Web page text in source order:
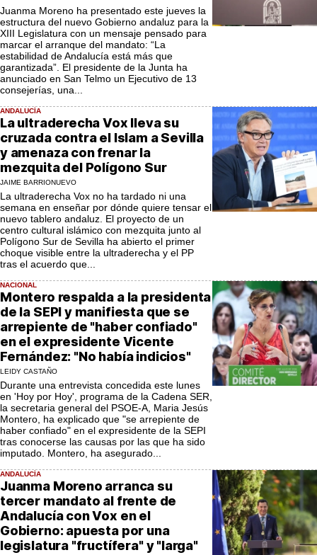
Juanma Moreno ha presentado este jueves la
estructura del nuevo Gobierno andaluz para la
XIII Legislatura con un mensaje pensado para
marcar el arranque del mandato: “La
estabilidad de Andalucía está más que
garantizada”. El presidente de la Junta ha
anunciado en San Telmo un Ejecutivo de 13
consejerías, una...
ANDALUCÍA
La ultraderecha Vox lleva su
cruzada contra el Islam a Sevilla
y amenaza con frenar la
mezquita del Polígono Sur
JAIME BARRIONUEVO
La ultraderecha Vox no ha tardado ni una
semana en enseñar por dónde quiere tensar el
nuevo tablero andaluz. El proyecto de un
centro cultural islámico con mezquita junto al
Polígono Sur de Sevilla ha abierto el primer
choque visible entre la ultraderecha y el PP
tras el acuerdo que...
NACIONAL
Montero respalda a la presidenta
de la SEPI y manifiesta que se
arrepiente de "haber confiado"
en el expresidente Vicente
Fernández: "No había indicios"
LEIDY CASTAÑO
Durante una entrevista concedida este lunes
en 'Hoy por Hoy', programa de la Cadena SER,
la secretaria general del PSOE-A, Maria Jesús
Montero, ha explicado que "se arrepiente de
haber confiado" en el expresidente de la SEPI
tras conocerse las causas por las que ha sido
imputado. Montero, ha asegurado...
ANDALUCÍA
Juanma Moreno arranca su
tercer mandato al frente de
Andalucía con Vox en el
Gobierno: apuesta por una
legislatura "fructífera" y "larga"